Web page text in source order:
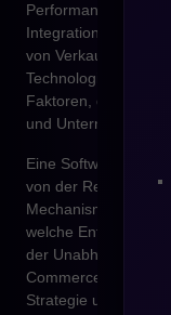
Performance, UX,
Integrationen.
von
Technologiewahl.
Faktoren, der
und
Eine Softwarelizenz
von der Realität des
Mechanismus, der
welche
der Unabhängigkeit
Commerce wird die
Strategie und nicht